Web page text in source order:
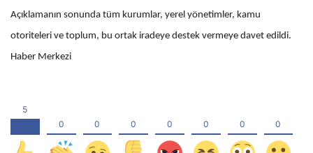
Açıklamanın sonunda tüm kurumlar, yerel yönetimler, kamu
otoriteleri ve toplum, bu ortak iradeye destek vermeye davet edildi.
Haber Merkezi